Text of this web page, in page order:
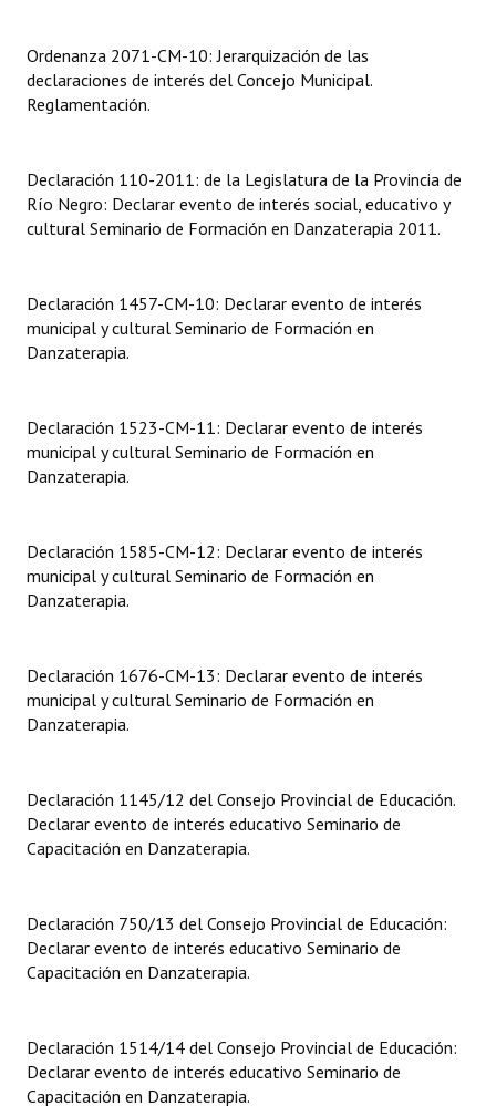
Digesto
Organigrama
Informes de Gestión
Proyectos Presentados
Actas de Sesión
Ejecución Presupuestaria
Actas de Audiencias Públicas
Comunicaciones
Declaraciones
Resoluciones de Presidencia
Antiguos Pobladores
Noticias Destacadas
Datos Históricos
Premio al Mérito - Registro
Mujeres que Dejaron Huellas - Registro
Ordenanza 2071-CM-10: Jerarquización de las
declaraciones de interés del Concejo Municipal.
Reglamentación.
Declaración 110-2011: de la Legislatura de la Provincia de
Río Negro: Declarar evento de interés social, educativo y
cultural Seminario de Formación en Danzaterapia 2011.
Declaración 1457-CM-10: Declarar evento de interés
municipal y cultural Seminario de Formación en
Danzaterapia.
Declaración 1523-CM-11: Declarar evento de interés
municipal y cultural Seminario de Formación en
Danzaterapia.
Declaración 1585-CM-12: Declarar evento de interés
municipal y cultural Seminario de Formación en
Danzaterapia.
Declaración 1676-CM-13: Declarar evento de interés
municipal y cultural Seminario de Formación en
Danzaterapia.
Declaración 1145/12 del Consejo Provincial de Educación.
Declarar evento de interés educativo Seminario de
Capacitación en Danzaterapia.
Declaración 750/13 del Consejo Provincial de Educación:
Declarar evento de interés educativo Seminario de
Capacitación en Danzaterapia.
Declaración 1514/14 del Consejo Provincial de Educación:
Declarar evento de interés educativo Seminario de
Capacitación en Danzaterapia.